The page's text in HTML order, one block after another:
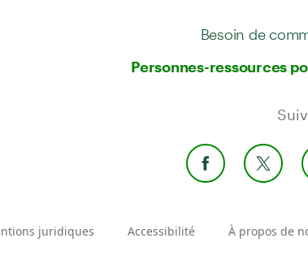
Besoin de
Personnes-ressources
juridiques Accessibilité À propos de